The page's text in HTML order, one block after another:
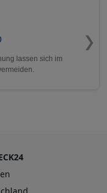
lassen sich im